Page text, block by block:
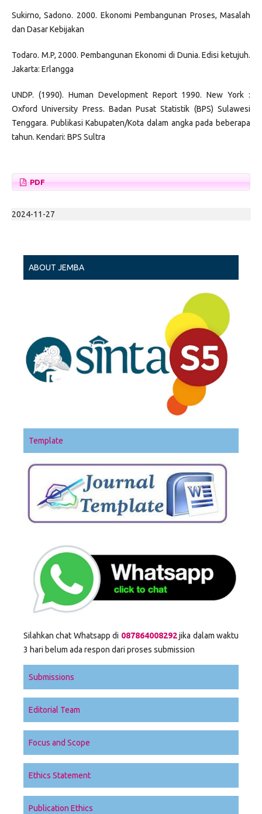
Sukirno, Sadono. 2000. Ekonomi Pembangunan Proses, Masalah
dan Dasar Kebijakan
Todaro. M.P, 2000. Pembangunan Ekonomi di Dunia. Edisi ketujuh.
Jakarta: Erlangga
UNDP. (1990). Human Development Report 1990. New York :
Oxford University Press. Badan Pusat Statistik (BPS) Sulawesi
Tenggara. Publikasi Kabupaten/Kota dalam angka pada beberapa
tahun. Kendari: BPS Sultra
PDF
2024-11-27
ABOUT JEMBA
Template
Silahkan chat Whatsapp di 087864008292jika dalam waktu
3 hari belum ada respon dari proses submission
Submissions
Editorial Team
Focus and Scope
Ethics Statement
Publication Ethics